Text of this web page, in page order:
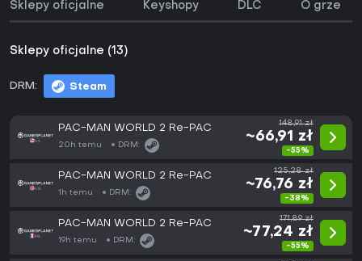
Sklepy oficjalne Keyshopy DLC O grze
Sklepy oficjalne (13)
DRM: Steam
PAC-MAN WORLD 2 Re-PAC
20h temu DRM:
148,91 zł
~66,91 zł
-55%
PAC-MAN WORLD 2 Re-PAC
1h temu DRM:
125,28 zł
~76,76 zł
-38%
PAC-MAN WORLD 2 Re-PAC
19h temu DRM:
171,89 zł
~77,24 zł
-55%